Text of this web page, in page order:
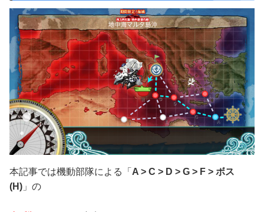
本記事では機動部隊による「 A > C > D > G > F > ボス
(H) 」の